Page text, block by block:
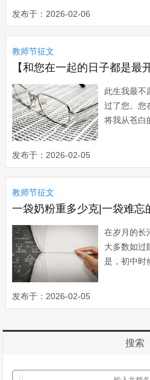
启蒙恩师
天，是多
期盼已久的
廖老师只
留。看到前
发布于：2026-02-06
教师节征文
【和您在一起的日子都是最
此生我最不
过了您。您
将我从苍白
师，学生
在前面 老
存，所以
上。凝视
长着的人和
发布于：2026-02-05
教师节征文
一袋奶粉重多少克|一袋难忘
在岁月的长
大多数如过
是，初中时
静，初中
在目，他
让我不能忘
粉。 我...
发布于：2026-02-05
搜索